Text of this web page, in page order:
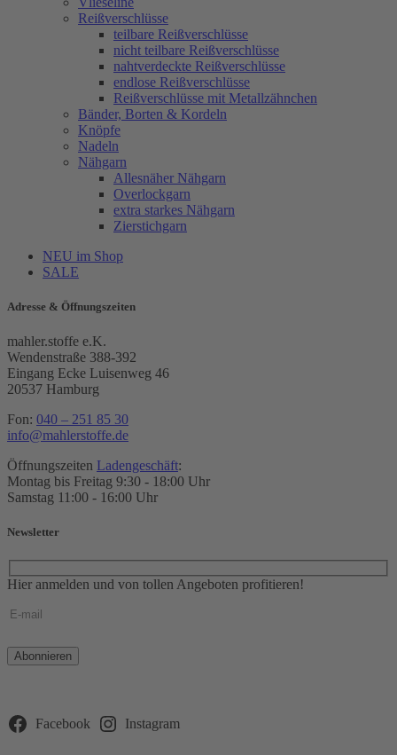
Reißverschlüsse
teilbare Reißverschlüsse
nicht teilbare Reißverschlüsse
nahtverdeckte Reißverschlüsse
endlose Reißverschlüsse
Reißverschlüsse mit Metallzähnchen
Bänder, Borten & Kordeln
Knöpfe
Nadeln
Nähgarn
Allesnäher Nähgarn
Overlockgarn
extra starkes Nähgarn
Zierstichgarn
NEU im Shop
SALE
Adresse & Öffnungszeiten
mahler.stoffe e.K.
Wendenstraße 388-392
Eingang Ecke Luisenweg 46
20537 Hamburg
Fon: 040 – 251 85 30
info@mahlerstoffe.de
Öffnungszeiten Ladengeschäft:
Montag bis Freitag 9:30 - 18:00 Uhr
Samstag 11:00 - 16:00 Uhr
Newsletter
Hier anmelden und von tollen Angeboten profitieren!
Bitte
lasse
leer.
Facebook Instagram